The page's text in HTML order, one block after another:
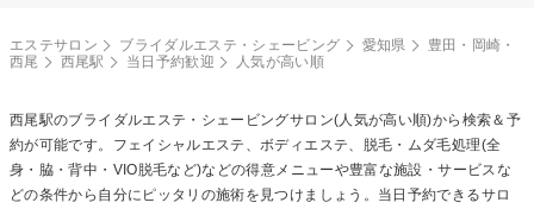
エステサロン ブライダルエステ・シェービング 愛知県
豊田・岡崎・
西尾
西尾駅 当日予約歓迎 人気が高い順
西尾駅のブライダルエステ・シェービングサロン(人気が高い順)から検索＆予
約が可能です。フェイシャルエステ、ボディエステ、脱毛・ムダ毛処理(全
身・脇・背中・VIO脱毛など)などの得意メニューや豊富な施設・サービスな
どの条件から自分にピッタリの施術を見つけましょう。当日予約できるサロ